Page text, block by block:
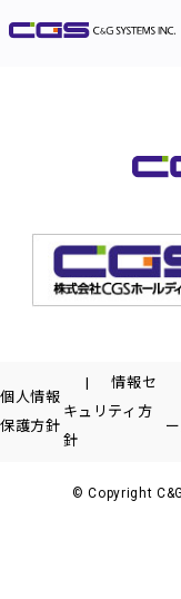
個人情報
保護方針
情報セ
キュリティ方
針
© Copyright